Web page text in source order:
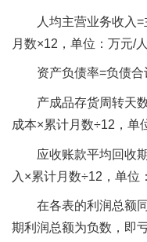
人均主营业务收入
月数×12，单位：万元/人
资产负债率=负债合
产成品存货周转天
成本×累计月数÷12，单
应收账款平均回收
入×累计月数÷12，单位
在各表的利润总额
期利润总额为负数，即